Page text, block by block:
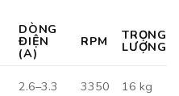
DÒNG
ĐIỆN
(A)
RPM TRỌNG
LƯỢNG
2.6–3.3 3350 16 kg